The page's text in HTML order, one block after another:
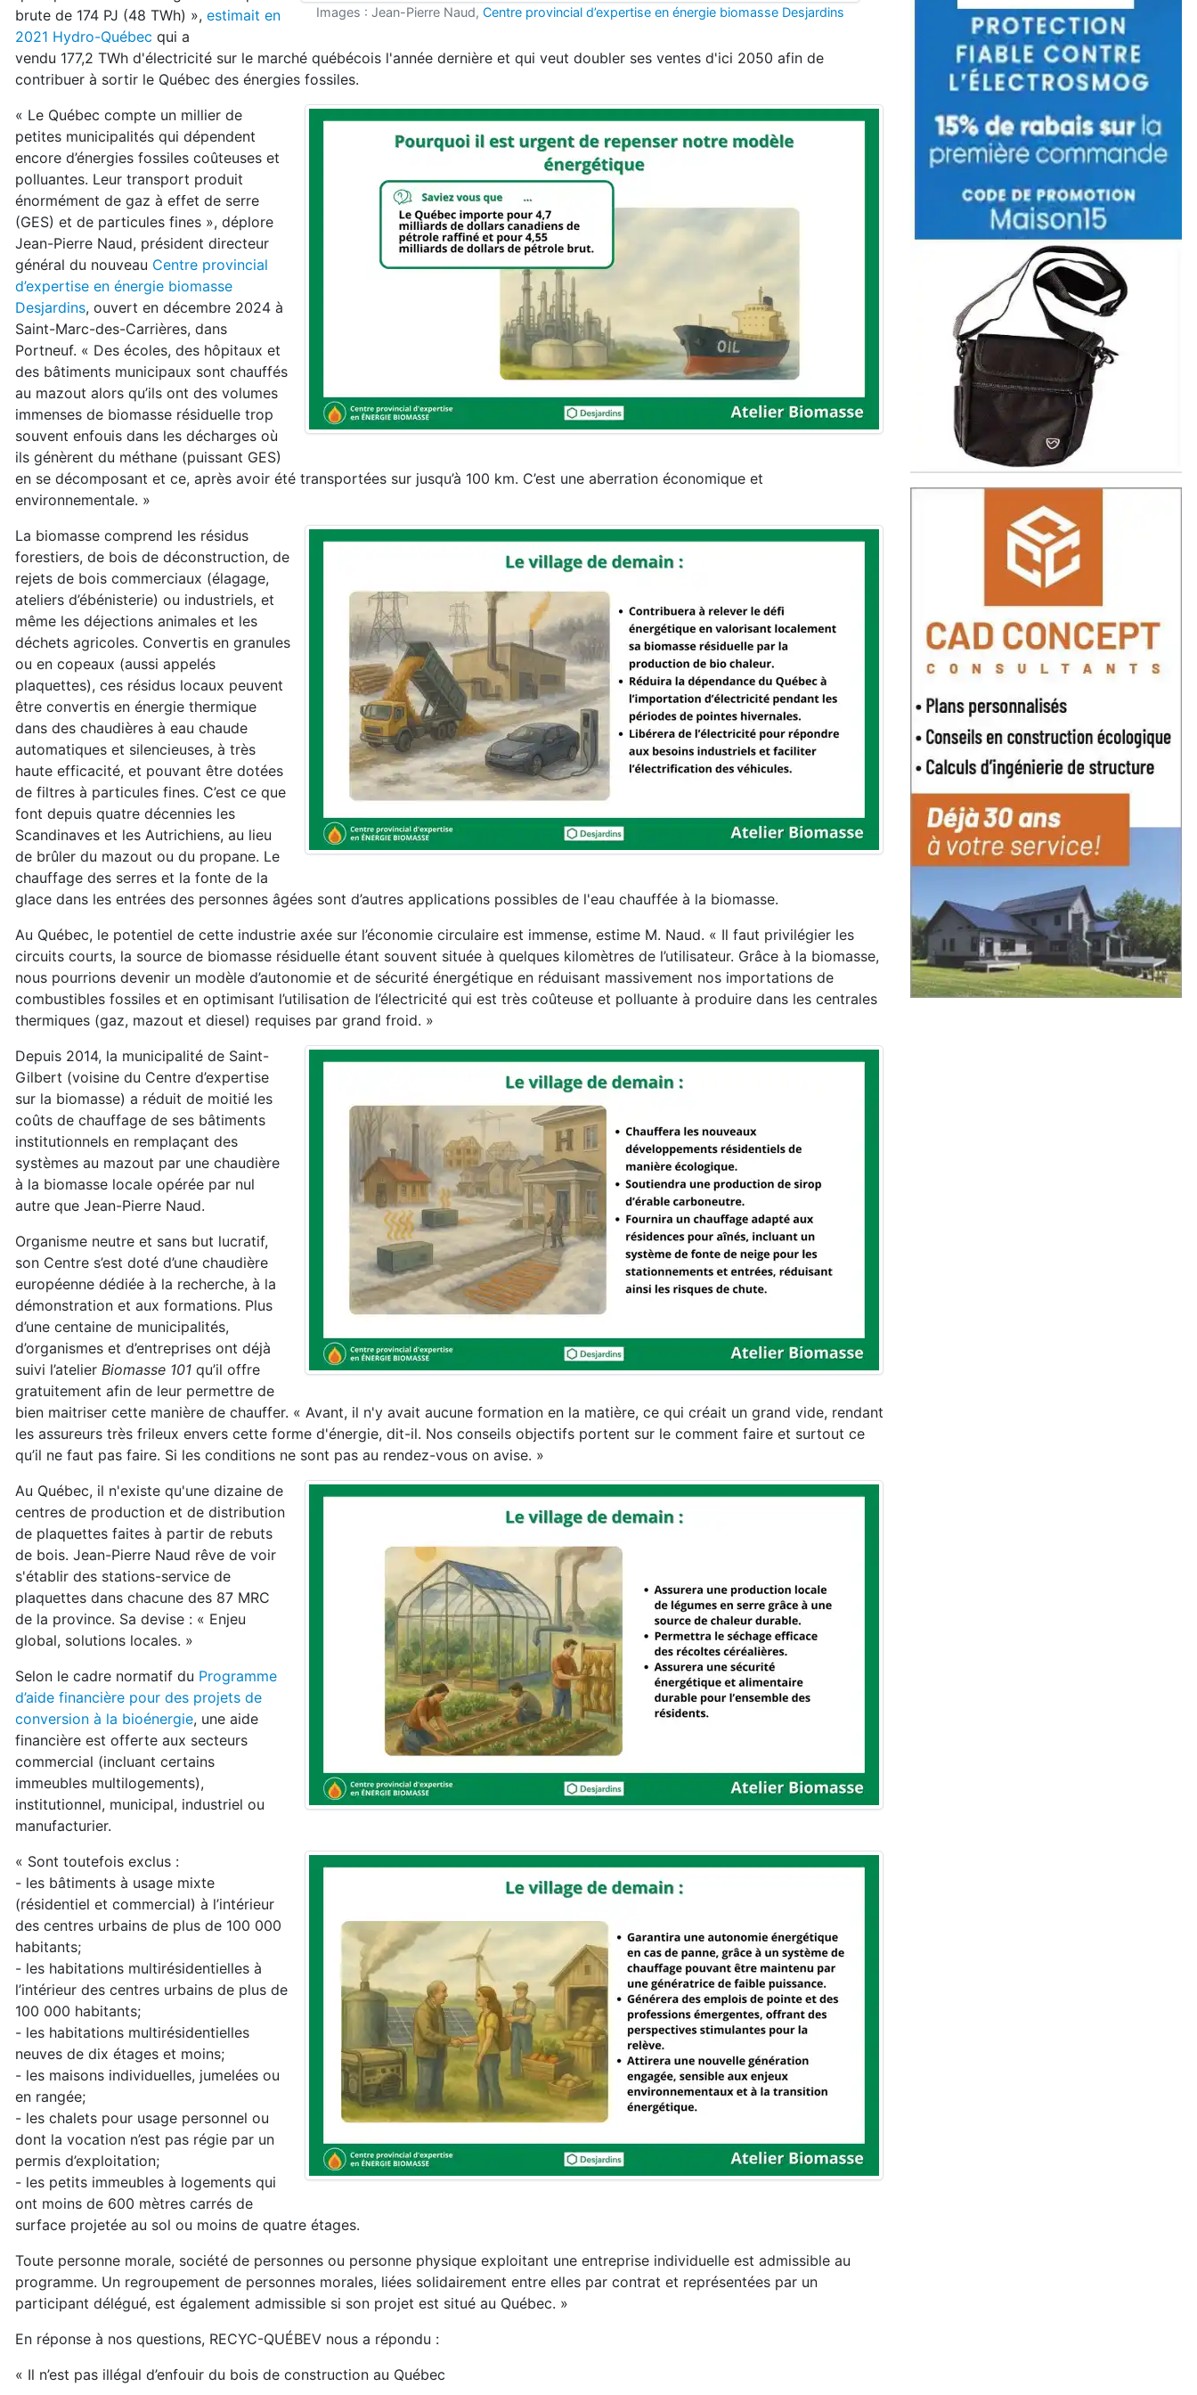
Images : Jean-Pierre Naud, Centre provincial d’expertise en énergie biomasse Desjardins
brute de 174 PJ (48 TWh) », estimait en
2021 Hydro-Québec qui a
vendu 177,2 TWh d'électricité sur le marché québécois l'année dernière et qui veut doubler ses ventes d'ici 2050 afin de
contribuer à sortir le Québec des énergies fossiles.
« Le Québec compte un millier de
petites municipalités qui dépendent
encore d’énergies fossiles coûteuses et
polluantes. Leur transport produit
énormément de gaz à effet de serre
(GES) et de particules fines », déplore
Jean-Pierre Naud, président directeur
général du nouveau Centre provincial
d’expertise en énergie biomasse
Desjardins, ouvert en décembre 2024 à
Saint-Marc-des-Carrières, dans
Portneuf. « Des écoles, des hôpitaux et
des bâtiments municipaux sont chauffés
au mazout alors qu’ils ont des volumes
immenses de biomasse résiduelle trop
souvent enfouis dans les décharges où
ils génèrent du méthane (puissant GES)
en se décomposant et ce, après avoir été transportées sur jusqu’à 100 km. C’est une aberration économique et
environnementale. »
La biomasse comprend les résidus
forestiers, de bois de déconstruction, de
rejets de bois commerciaux (élagage,
ateliers d’ébénisterie) ou industriels, et
même les déjections animales et les
déchets agricoles. Convertis en granules
ou en copeaux (aussi appelés
plaquettes), ces résidus locaux peuvent
être convertis en énergie thermique
dans des chaudières à eau chaude
automatiques et silencieuses, à très
haute efficacité, et pouvant être dotées
de filtres à particules fines. C’est ce que
font depuis quatre décennies les
Scandinaves et les Autrichiens, au lieu
de brûler du mazout ou du propane. Le
chauffage des serres et la fonte de la
glace dans les entrées des personnes âgées sont d’autres applications possibles de l'eau chauffée à la biomasse.
Au Québec, le potentiel de cette industrie axée sur l’économie circulaire est immense, estime M. Naud. « Il faut privilégier les
circuits courts, la source de biomasse résiduelle étant souvent située à quelques kilomètres de l’utilisateur. Grâce à la biomasse,
nous pourrions devenir un modèle d’autonomie et de sécurité énergétique en réduisant massivement nos importations de
combustibles fossiles et en optimisant l’utilisation de l’électricité qui est très coûteuse et polluante à produire dans les centrales
thermiques (gaz, mazout et diesel) requises par grand froid. »
Depuis 2014, la municipalité de Saint-
Gilbert (voisine du Centre d’expertise
sur la biomasse) a réduit de moitié les
coûts de chauffage de ses bâtiments
institutionnels en remplaçant des
systèmes au mazout par une chaudière
à la biomasse locale opérée par nul
autre que Jean-Pierre Naud.
Organisme neutre et sans but lucratif,
son Centre s’est doté d’une chaudière
européenne dédiée à la recherche, à la
démonstration et aux formations. Plus
d’une centaine de municipalités,
d’organismes et d’entreprises ont déjà
suivi l’atelier Biomasse 101 qu’il offre
gratuitement afin de leur permettre de
bien maitriser cette manière de chauffer. « Avant, il n'y avait aucune formation en la matière, ce qui créait un grand vide, rendant
les assureurs très frileux envers cette forme d'énergie, dit-il. Nos conseils objectifs portent sur le comment faire et surtout ce
qu’il ne faut pas faire. Si les conditions ne sont pas au rendez-vous on avise. »
Au Québec, il n'existe qu'une dizaine de
centres de production et de distribution
de plaquettes faites à partir de rebuts
de bois. Jean-Pierre Naud rêve de voir
s'établir des stations-service de
plaquettes dans chacune des 87 MRC
de la province. Sa devise : « Enjeu
global, solutions locales. »
Selon le cadre normatif du Programme
d’aide financière pour des projets de
conversion à la bioénergie, une aide
financière est offerte aux secteurs
commercial (incluant certains
immeubles multilogements),
institutionnel, municipal, industriel ou
manufacturier.
« Sont toutefois exclus :
- les bâtiments à usage mixte
(résidentiel et commercial) à l’intérieur
des centres urbains de plus de 100 000
habitants;
- les habitations multirésidentielles à
l’intérieur des centres urbains de plus de
100 000 habitants;
- les habitations multirésidentielles
neuves de dix étages et moins;
- les maisons individuelles, jumelées ou
en rangée;
- les chalets pour usage personnel ou
dont la vocation n’est pas régie par un
permis d’exploitation;
- les petits immeubles à logements qui
ont moins de 600 mètres carrés de
surface projetée au sol ou moins de quatre étages.
Toute personne morale, société de personnes ou personne physique exploitant une entreprise individuelle est admissible au
programme. Un regroupement de personnes morales, liées solidairement entre elles par contrat et représentées par un
participant délégué, est également admissible si son projet est situé au Québec. »
En réponse à nos questions, RECYC-QUÉBEV nous a répondu :
« Il n’est pas illégal d’enfouir du bois de construction au Québec